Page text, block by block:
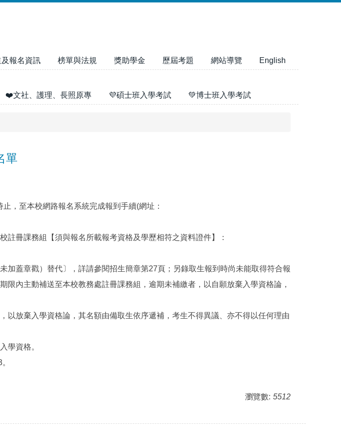
及報名資訊 榜單與法規 獎助學金 歷屆考題 網站導覽 English
❤️文社、護理、長照原專 💜碩士班入學考試 💚博士班入學考試
單
，至本校網路報名系統完成報到手續(網址：
冊課務組【須與報名所載報考資格及學歷相符之資料證件】：
加蓋章戳）替代〕，詳請參閱招生簡章第27頁；另錄取生報到時尚未能取得符合報
內主動補送至本校教務處註冊課務組，逾期未補繳者，以自願放棄入學資格論，
以放棄入學資格論，其名額由備取生依序遞補，考生不得異議、亦不得以任何理由
學資格。
瀏覽數: 5512